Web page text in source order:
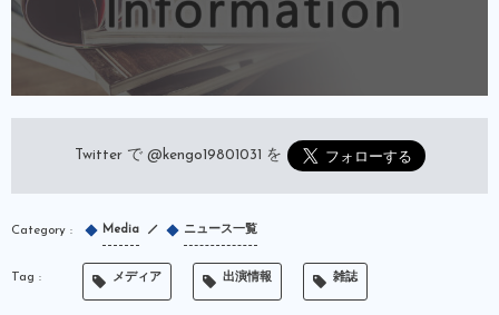
Twitter で @kengo19801031 を
Media ニュース一覧
メディア 出演情報 雑誌